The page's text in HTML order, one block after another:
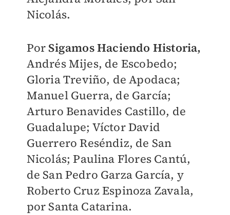
Nicolás.
Por Sigamos Haciendo Historia,
Andrés Mijes, de Escobedo;
Gloria Treviño, de Apodaca;
Manuel Guerra, de García;
Arturo Benavides Castillo, de
Guadalupe; Víctor David
Guerrero Reséndiz, de San
Nicolás; Paulina Flores Cantú,
de San Pedro Garza García, y
Roberto Cruz Espinoza Zavala,
por Santa Catarina.